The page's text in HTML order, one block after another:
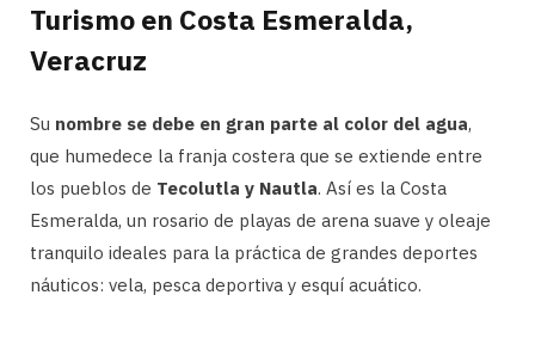
Turismo en Costa Esmeralda,
Veracruz
Su nombre se debe en gran parte al color del agua,
que humedece la franja costera que se extiende entre
los pueblos de Tecolutla y Nautla. Así es la Costa
Esmeralda, un rosario de playas de arena suave y oleaje
tranquilo ideales para la práctica de grandes deportes
náuticos: vela, pesca deportiva y esquí acuático.